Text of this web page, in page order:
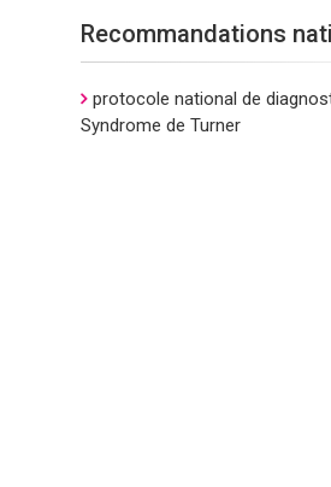
Recommandations
protocole national de
Syndrome de Turner